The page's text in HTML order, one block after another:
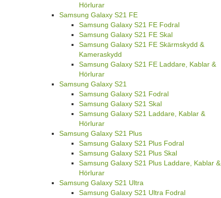
Hörlurar
Samsung Galaxy S21 FE
Samsung Galaxy S21 FE Fodral
Samsung Galaxy S21 FE Skal
Samsung Galaxy S21 FE Skärmskydd &
Kameraskydd
Samsung Galaxy S21 FE Laddare, Kablar &
Hörlurar
Samsung Galaxy S21
Samsung Galaxy S21 Fodral
Samsung Galaxy S21 Skal
Samsung Galaxy S21 Laddare, Kablar &
Hörlurar
Samsung Galaxy S21 Plus
Samsung Galaxy S21 Plus Fodral
Samsung Galaxy S21 Plus Skal
Samsung Galaxy S21 Plus Laddare, Kablar &
Hörlurar
Samsung Galaxy S21 Ultra
Samsung Galaxy S21 Ultra Fodral